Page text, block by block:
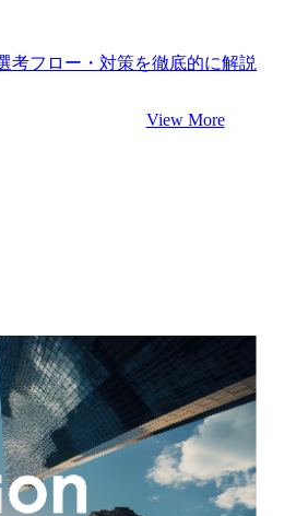
考フロー・対策を徹底的に解説
View More